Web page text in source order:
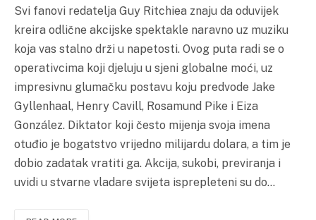
Svi fanovi redatelja Guy Ritchiea znaju da oduvijek
kreira odlične akcijske spektakle naravno uz muziku
koja vas stalno drži u napetosti. Ovog puta radi se o
operativcima koji djeluju u sjeni globalne moći, uz
impresivnu glumačku postavu koju predvode Jake
Gyllenhaal, Henry Cavill, Rosamund Pike i Eiza
González. Diktator koji često mijenja svoja imena
otuđio je bogatstvo vrijedno milijardu dolara, a tim je
dobio zadatak vratiti ga. Akcija, sukobi, previranja i
uvidi u stvarne vladare svijeta isprepleteni su do…